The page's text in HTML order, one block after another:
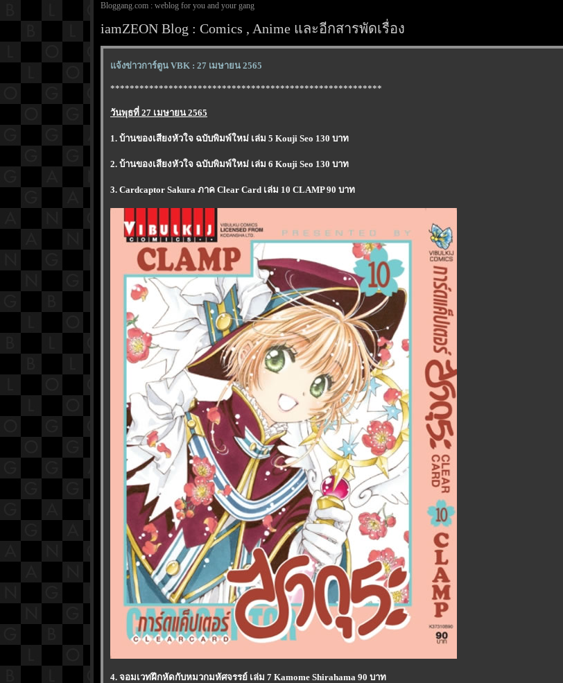
Bloggang.com : weblog for you and your gang
iamZEON Blog : Comics , Anime และอีกสารพัดเรื่อง
จ้งข่าวการ์ตูน VBK : 27 เมษายน 2565
********************************************************
วันพุธที่ 27 เมษายน 2565
1. บ้านของเสียงหัวใจ ฉบับพิมพ์ใหม่ เล่ม 5 Kouji Seo 130 บาท
2. บ้านของเสียงหัวใจ ฉบับพิมพ์ใหม่ เล่ม 6 Kouji Seo 130 บาท
3. Cardcaptor Sakura ภาค Clear Card เล่ม 10 CLAMP 90 บาท
4. จอมเวทฝึกหัดกับหมวกมหัศจรรย์ เล่ม 7 Kamome Shirahama 90 บาท